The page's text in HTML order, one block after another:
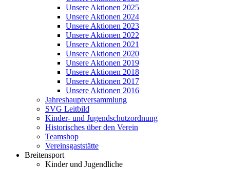
Unsere Aktionen 2025
Unsere Aktionen 2024
Unsere Aktionen 2023
Unsere Aktionen 2022
Unsere Aktionen 2021
Unsere Aktionen 2020
Unsere Aktionen 2019
Unsere Aktionen 2018
Unsere Aktionen 2017
Unsere Aktionen 2016
Jahreshauptversammlung
SVG Leitbild
Kinder- und Jugendschutzordnung
Historisches über den Verein
Teamshop
Vereinsgaststätte
Breitensport
Kinder und Jugendliche